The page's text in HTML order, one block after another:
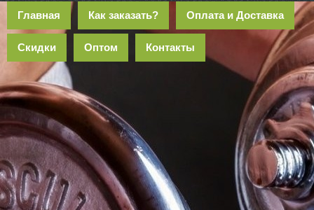
Главная Как заказать? Оплата и Доставка
Скидки Оптом Контакты